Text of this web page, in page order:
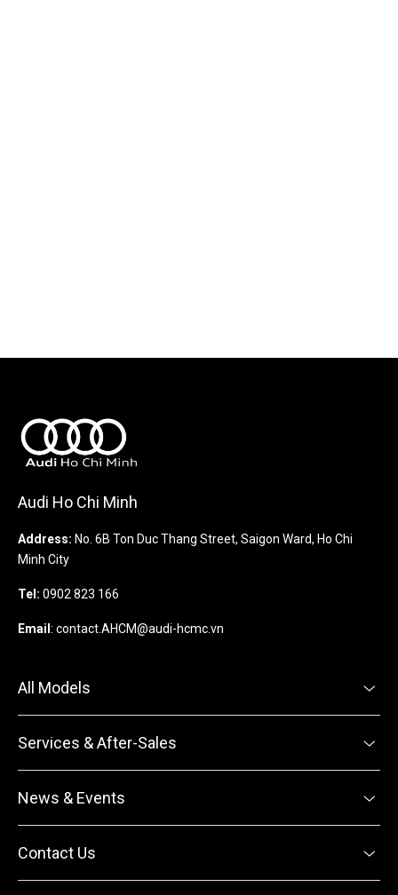
Audi Ho Chi Minh
Address: No. 6B Ton Duc Thang Street, Saigon Ward, Ho Chi
Minh City
Tel: 0902 823 166
Email : contact.AHCM@audi-hcmc.vn
All Models
Services & After-Sales
News & Events
Contact Us